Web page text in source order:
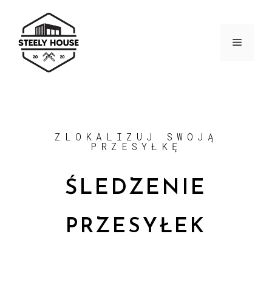
ZLOKALIZUJ SWOJĄ
PRZESYŁKĘ
ŚLEDZENIE
PRZESYŁEK